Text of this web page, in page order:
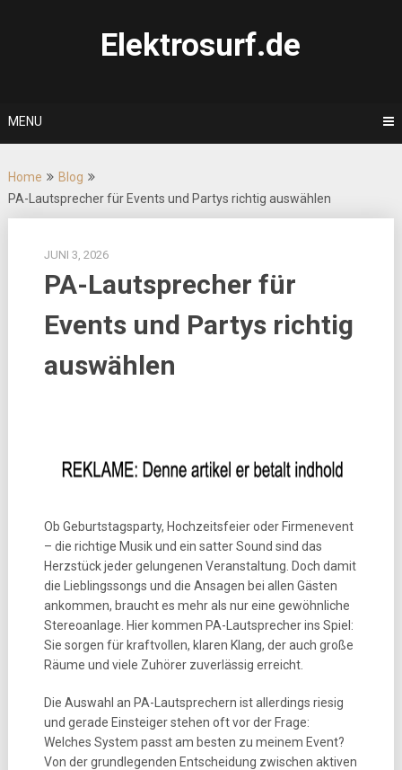
Elektrosurf.de
MENU
Home
Blog
PA-Lautsprecher für Events und Partys richtig auswählen
JUNI 3, 2026
PA-Lautsprecher für
Events und Partys richtig
auswählen
Ob Geburtstagsparty, Hochzeitsfeier oder Firmenevent
– die richtige Musik und ein satter Sound sind das
Herzstück jeder gelungenen Veranstaltung. Doch damit
die Lieblingssongs und die Ansagen bei allen Gästen
ankommen, braucht es mehr als nur eine gewöhnliche
Stereoanlage. Hier kommen PA-Lautsprecher ins Spiel:
Sie sorgen für kraftvollen, klaren Klang, der auch große
Räume und viele Zuhörer zuverlässig erreicht.
Die Auswahl an PA-Lautsprechern ist allerdings riesig
und gerade Einsteiger stehen oft vor der Frage:
Welches System passt am besten zu meinem Event?
Von der grundlegenden Entscheidung zwischen aktiven